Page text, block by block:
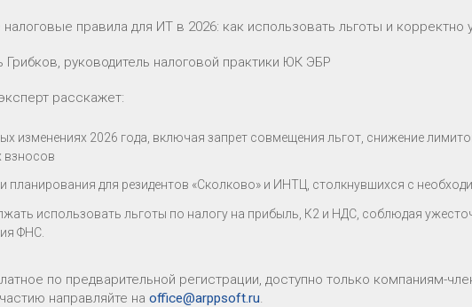
правила для ИТ в 2026: как использовать льготы и корректно
Грибков, руководитель налоговой практики ЮК ЭБР
расскажет:
изменениях 2026 года, включая запрет совмещения льгот, снижение
взносов
планирования для резидентов «Сколково» и ИНТЦ, столкнувшихся с
использовать льготы по налогу на прибыль, К2 и НДС, соблюдая
ФНС.
по предварительной регистрации, доступно только компаниям-
направляйте на office@arppsoft.ru.